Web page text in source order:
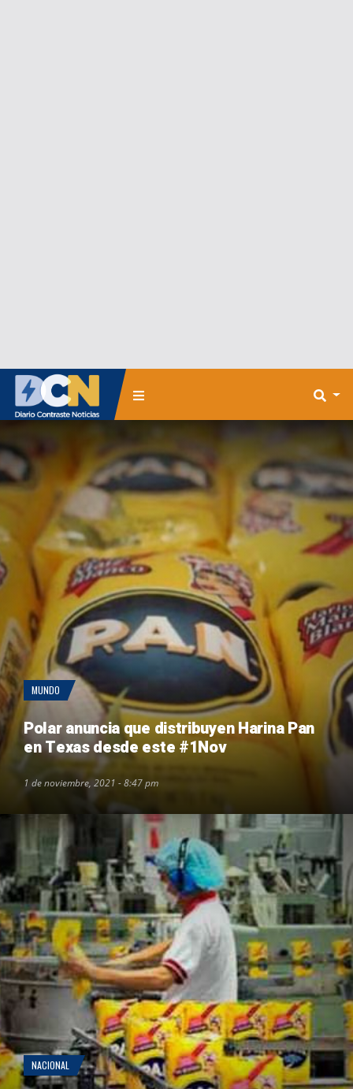
MUNDO
Polar anuncia que distribuyen Harina Pan
en Texas desde este #1Nov
1 de noviembre, 2021 - 8:47 pm
NACIONAL